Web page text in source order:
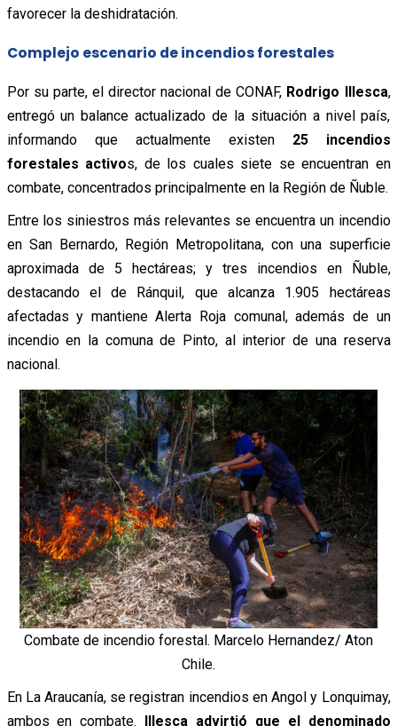
favorecer la deshidratación.
Complejo escenario de incendios forestales
Por su parte, el director nacional de CONAF, Rodrigo Illesca,
entregó un balance actualizado de la situación a nivel país,
informando que actualmente existen 25 incendios
forestales activos, de los cuales siete se encuentran en
combate, concentrados principalmente en la Región de Ñuble.
Entre los siniestros más relevantes se encuentra un incendio
en San Bernardo, Región Metropolitana, con una superficie
aproximada de 5 hectáreas; y tres incendios en Ñuble,
destacando el de Ránquil, que alcanza 1.905 hectáreas
afectadas y mantiene Alerta Roja comunal, además de un
incendio en la comuna de Pinto, al interior de una reserva
nacional.
Combate de incendio forestal. Marcelo Hernandez/ Aton
Chile.
En La Araucanía, se registran incendios en Angol y Lonquimay,
ambos en combate.
Illesca advirtió que el denominado